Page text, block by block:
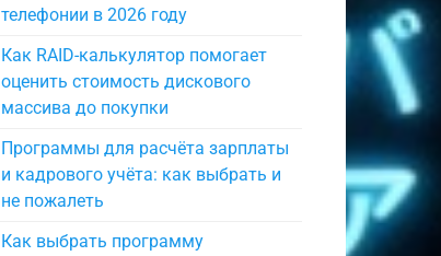
телефонии в 2026 году
Как RAID-калькулятор помогает
оценить стоимость дискового
массива до покупки
Программы для расчёта зарплаты
и кадрового учёта: как выбрать и
не пожалеть
Как выбрать программу